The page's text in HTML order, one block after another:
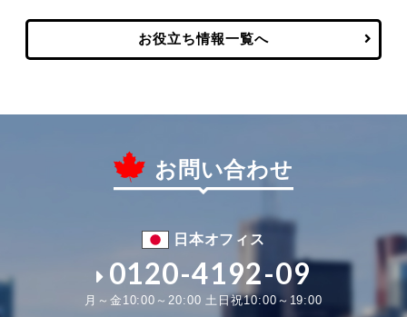
お役立ち情報一覧へ
お問い合わせ
日本オフィス
0120-4192-09
月～金10:00～20:00 土日祝10:00～19:00